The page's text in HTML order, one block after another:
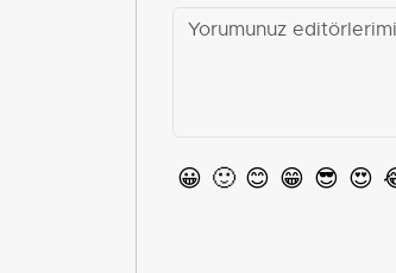
😀 🙂 😊 😁 😎 😍